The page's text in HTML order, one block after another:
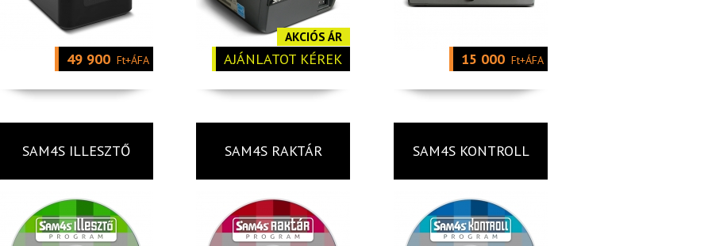
49 900 Ft+ÁFA
AKCIÓS ÁR
AJÁNLATOT KÉREK 15 000 Ft+ÁFA
SAM4S ILLESZTŐ SAM4S RAKTÁR SAM4S KONTROLL